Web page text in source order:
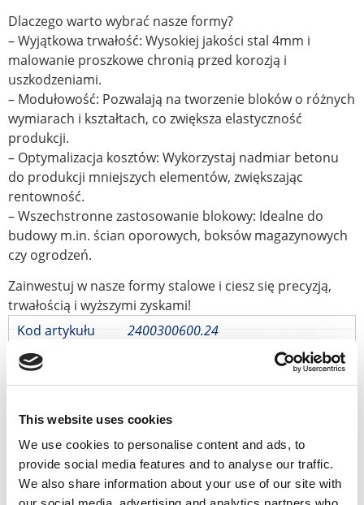
This website uses cookies
We use cookies to personalise content and ads, to
provide social media features and to analyse our traffic.
We also share information about your use of our site with
Dlaczego warto wybrać nasze formy?
– Wyjątkowa trwałość: Wysokiej jakości stal 4mm i
malowanie proszkowe chronią przed korozją i
uszkodzeniami.
– Modułowość: Pozwalają na tworzenie bloków o różnych
wymiarach i kształtach, co zwiększa elastyczność
produkcji.
– Optymalizacja kosztów: Wykorzystaj nadmiar betonu
do produkcji mniejszych elementów, zwiększając
rentowność.
– Wszechstronne zastosowanie blokowy: Idealne do
budowy m.in. ścian oporowych, boksów magazynowych
czy ogrodzeń.
Zainwestuj w nasze formy stalowe i ciesz się precyzją,
trwałością i wyższymi zyskami!
Kod artykułu
2400300600.24
Wymiary
Wymiary
Objętość
gotowego bloku
0,43 m3
bloku
1030 kg
Ekonomiczne narzędzie = produkcja wielkoseryjna
Wysyłka na cały świat